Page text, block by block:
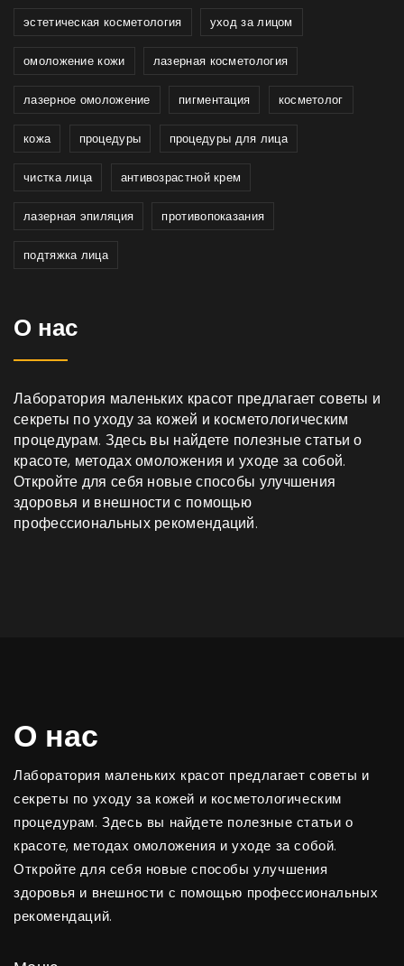
эстетическая косметология уход за лицом
омоложение кожи лазерная косметология
лазерное омоложение пигментация косметолог
кожа процедуры процедуры для лица
чистка лица антивозрастной крем
лазерная эпиляция противопоказания
подтяжка лица
О нас
Лаборатория маленьких красот предлагает советы и
секреты по уходу за кожей и косметологическим
процедурам. Здесь вы найдете полезные статьи о
красоте, методах омоложения и уходе за собой.
Откройте для себя новые способы улучшения
здоровья и внешности с помощью
профессиональных рекомендаций.
О нас
Лаборатория маленьких красот предлагает советы и
секреты по уходу за кожей и косметологическим
процедурам. Здесь вы найдете полезные статьи о
красоте, методах омоложения и уходе за собой.
Откройте для себя новые способы улучшения
здоровья и внешности с помощью профессиональных
рекомендаций.